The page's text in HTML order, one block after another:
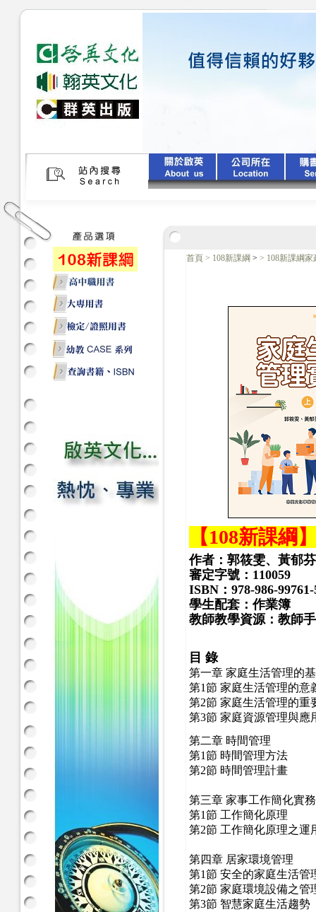
首頁 > 108新課綱 > > 108新課綱
【108新課綱
作者：郭筱雯、黃郁芬
審定字號： 110059
ISBN：978-986-
學生配套：作業簿
教師教學資源：教師
目 錄
第一章 家庭生活管理的
第1節 家庭生活管理的意
第2節 家庭生活管理的重
第3節 家庭資源管理與應
第二章 時間管理
第1節 時間管理方法
第2節 時間管理計畫
第三章 家事工作簡化實務
第1節 工作簡化原理
第2節 工作簡化原理之運
第四章 居家環境管理
第1節 安全的家庭生活管
第2節 家庭環境設備之管
第3節 智慧家庭生活趨勢